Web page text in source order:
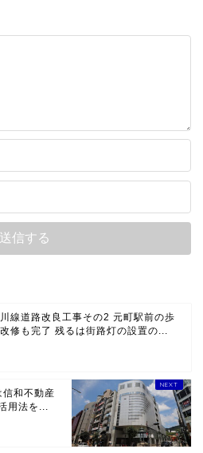
線道路改良工事その2 元町駅前の歩
修も完了 残るは街路灯の設置の...
和不動産
用法を...